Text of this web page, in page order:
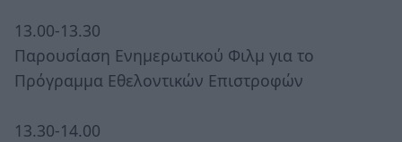
13.00-13.30
Παρουσίαση Ενημερωτικού Φιλμ για το
Πρόγραμμα Εθελοντικών Επιστροφών
13.30-14.00